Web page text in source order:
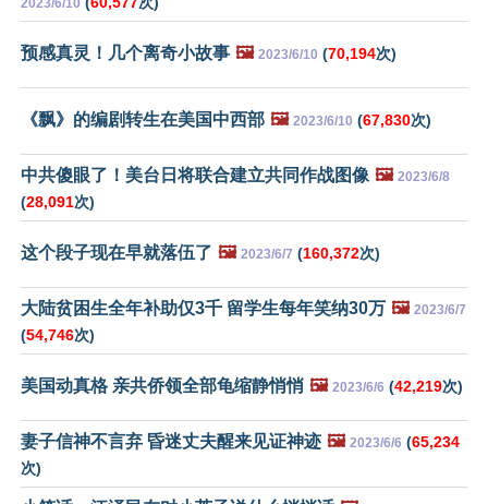
2023/6/10
预感真灵！几个离奇小故事 🖼️ 2023/6/10 (70,194次)
《飘》的编剧转生在美国中西部 🖼️ 2023/6/10 (67,830次)
中共傻眼了！美台日将联合建立共同作战图像 🖼️ 2023/6/8
(28,091次)
这个段子现在早就落伍了 🖼️ 2023/6/7 (160,372次)
大陆贫困生全年补助仅3千 留学生每年笑纳30万 🖼️ 2023/6/7
(54,746次)
美国动真格 亲共侨领全部龟缩静悄悄 🖼️ 2023/6/6 (42,219次)
妻子信神不言弃 昏迷丈夫醒来见证神迹 🖼️ 2023/6/6 (65,234
次)